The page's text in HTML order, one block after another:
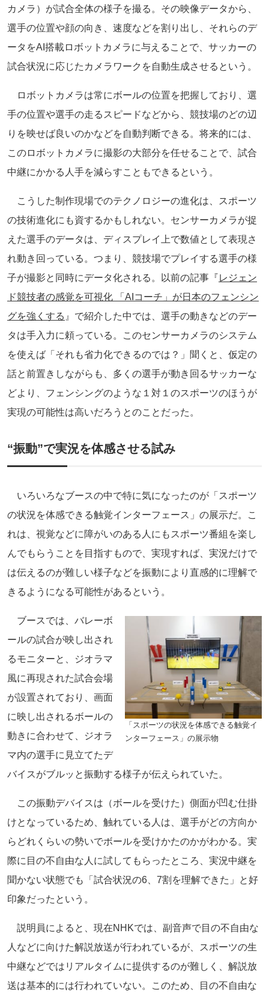
カメラ）が試合全体の様子を撮る。その映像データから、
選手の位置や顔の向き、速度などを割り出し、それらのデ
ータをAI搭載ロボットカメラに与えることで、サッカーの
試合状況に応じたカメラワークを自動生成させるという。
ロボットカメラは常にボールの位置を把握しており、選
手の位置や選手の走るスピードなどから、競技場のどの辺
りを映せば良いのかなどを自動判断できる。将来的には、
このロボットカメラに撮影の大部分を任せることで、試合
中継にかかる人手を減らすこともできるという。
こうした制作現場でのテクノロジーの進化は、スポーツ
の技術進化にも資するかもしれない。センサーカメラが捉
えた選手のデータは、ディスプレイ上で数値として表現さ
れ動き回っている。つまり、競技場でプレイする選手の様
子が撮影と同時にデータ化される。以前の記事『 レジェン
ド競技者の感覚を可視化 「AIコーチ」が日本のフェンシン
グを強くする 』で紹介した中では、選手の動きなどのデー
タは手入力に頼っている。このセンサーカメラのシステム
を使えば「それも省力化できるのでは？」聞くと、仮定の
話と前置きしながらも、多くの選手が動き回るサッカーな
どより、フェンシングのような１対１のスポーツのほうが
実現の可能性は高いだろうとのことだった。
“振動”で実況を体感させる試み
いろいろなブースの中で特に気になったのが「スポーツ
の状況を体感できる触覚インターフェース」の展示だ。こ
れは、視覚などに障がいのある人にもスポーツ番組を楽し
んでもらうことを目指すもので、実現すれば、実況だけで
は伝えるのが難しい様子などを振動により直感的に理解で
きるようになる可能性があるという。
「スポーツの状況を体感できる触覚イ
ンターフェース」の展示物
ブースでは、バレーボ
ールの試合が映し出され
るモニターと、ジオラマ
風に再現された試合会場
が設置されており、画面
に映し出されるボールの
動きに合わせて、ジオラ
マ内の選手に見立てたデ
バイスがブルッと振動する様子が伝えられていた。
この振動デバイスは（ボールを受けた）側面が凹む仕掛
けとなっているため、触れている人は、選手がどの方向か
らどれくらいの勢いでボールを受けかたのかがわかる。実
際に目の不自由な人に試してもらったところ、実況中継を
聞かない状態でも「試合状況の6、7割を理解できた」と好
印象だったという。
説明員によると、現在NHKでは、副音声で目の不自由な
人などに向けた解説放送が行われているが、スポーツの生
中継などではリアルタイムに提供するのが難しく、解説放
送は基本的には行われていない。このため、目の不自由な